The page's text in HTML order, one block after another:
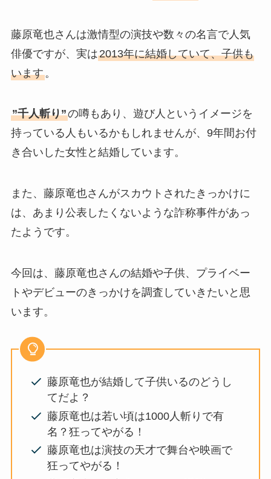
藤原竜也さんは激情型の演技や数々の名言で人気
俳優ですが、実は2013年に結婚していて、子供も
います。
”千人斬り”の噂もあり、遊び人というイメージを
持っている人もいるかもしれませんが、9年間お付
き合いした女性と結婚しています。
また、藤原竜也さんがスカウトされたきっかけに
は、あまり公表したくないような詐称事件があっ
たようです。
今回は、藤原竜也さんの結婚や子供、プライベー
トやデビューのきっかけを調査していきたいと思
います。
藤原竜也が結婚して子供いるのどうし
てだよ？
藤原竜也は若い頃は1000人斬りで有
名？狂ってやがる！
藤原竜也は演技の天才で舞台や映画で
狂ってやがる！